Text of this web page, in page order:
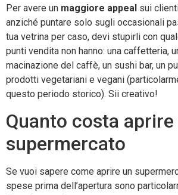
Per avere un maggiore appeal sui
anziché puntare solo sugli occasionali
tua vetrina per caso, devi stupirli con
punti vendita non hanno: una caffetteria,
macinazione del caffè, un sushi bar, un
prodotti vegetariani e vegani
questo periodo storico). Sii creativo!
Quanto costa aprire
supermercato
Se vuoi sapere come aprire un
spese prima dell’apertura sono